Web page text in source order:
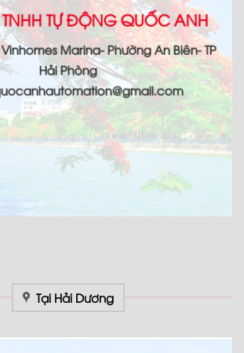
TỰ ĐỘNG QUỐC ANH
Marina- Phường An Biên- TP
Hải Phòng
Tại Hải Dương